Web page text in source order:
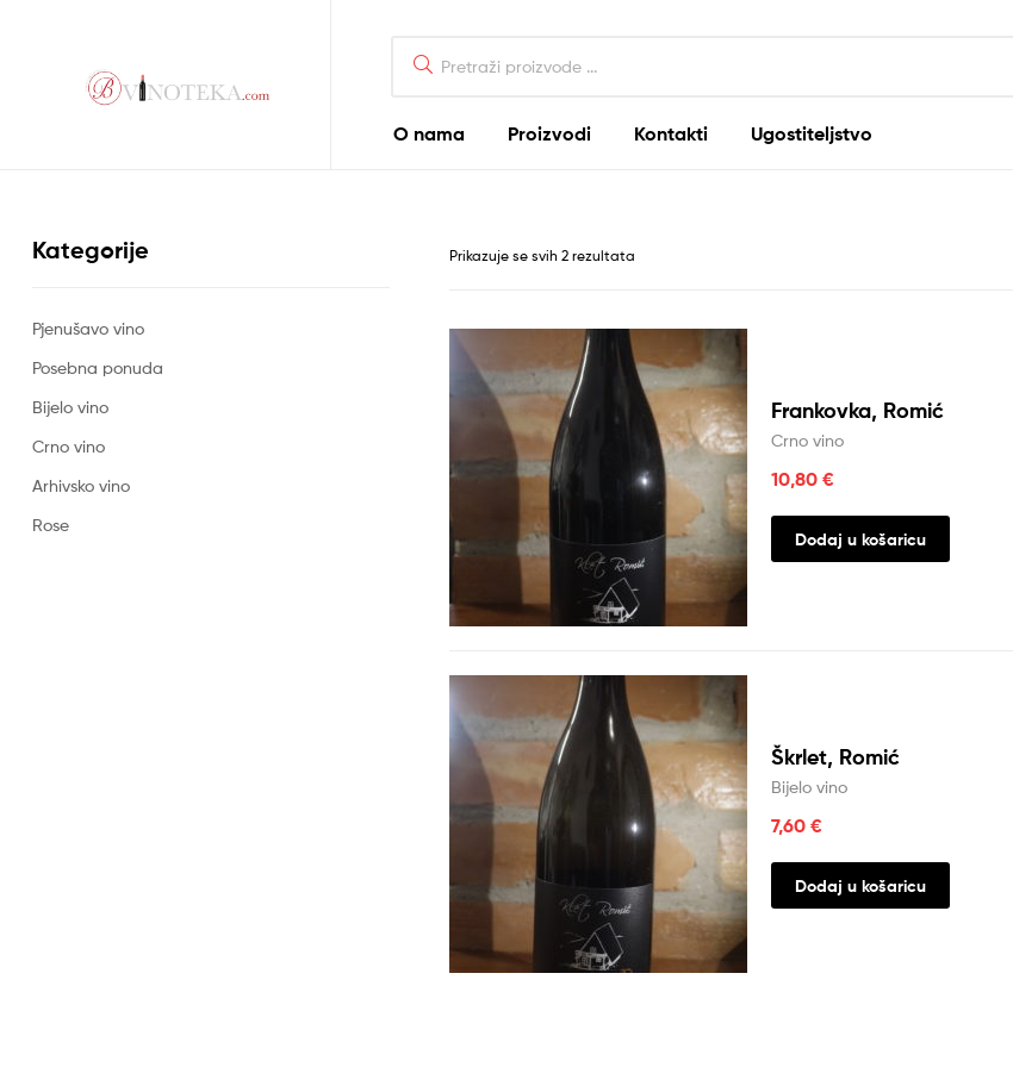
for:
O nama Proizvodi Kontakti Ugostiteljstvo
Prikazuje se svih 2 rezultata
Frankovka, Romić
Crno vino
10,80 €
Dodaj u košaricu
Škrlet, Romić
Bijelo vino
7,60 €
Dodaj u košaricu
Kategorije
Pjenušavo vino
Posebna ponuda
Bijelo vino
Crno vino
Arhivsko vino
Rose